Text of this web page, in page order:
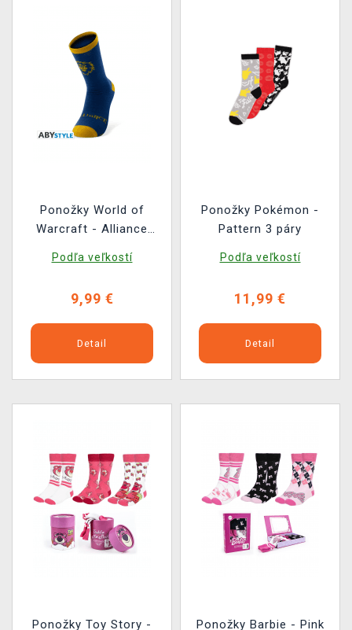
Ponožky World of
Warcraft - Alliance
Podľa veľkostí
9,99 €
Detail
Ponožky Pokémon -
Pattern 3 páry
Podľa veľkostí
11,99 €
Detail
Ponožky Toy Story -
Ponožky Barbie - Pink